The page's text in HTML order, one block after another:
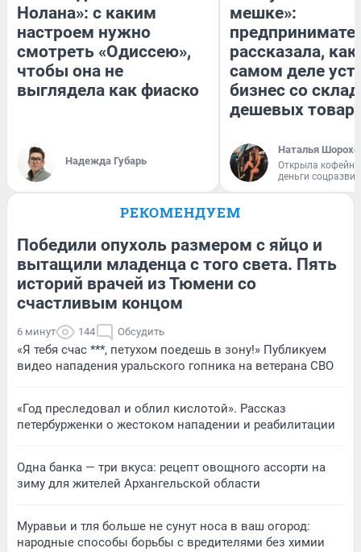
Нолана»: с каким
настроем нужно
смотреть «Одиссею»,
чтобы она не
выглядела как фиаско
Надежда Губарь
мешке»:
рассказала, как
самом деле
бизнес со
дешевых
Наталья
Открыла
деньги
РЕКОМЕНДУЕМ
Победили опухоль размером с яйцо и
вытащили младенца с того света. Пять
историй врачей из Тюмени со
счастливым концом
6 минут 144 Обсудить
«Я тебя счас ***, петухом поедешь в зону!» Публикуем
видео нападения уральского гопника на ветерана СВО
«Год преследовал и облил кислотой». Рассказ
петербурженки о жестоком нападении и реабилитации
Одна банка — три вкуса: рецепт овощного ассорти на
зиму для жителей Архангельской области
Муравьи и тля больше не сунут носа в ваш огород:
народные способы борьбы с вредителями без химии